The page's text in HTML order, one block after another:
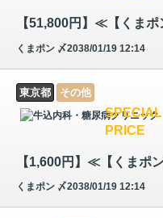
くまポン 〆2038/01/19 12:14
東京都 その他
SPECIAL
PRICE
くまポン 〆2038/01/19 12:14